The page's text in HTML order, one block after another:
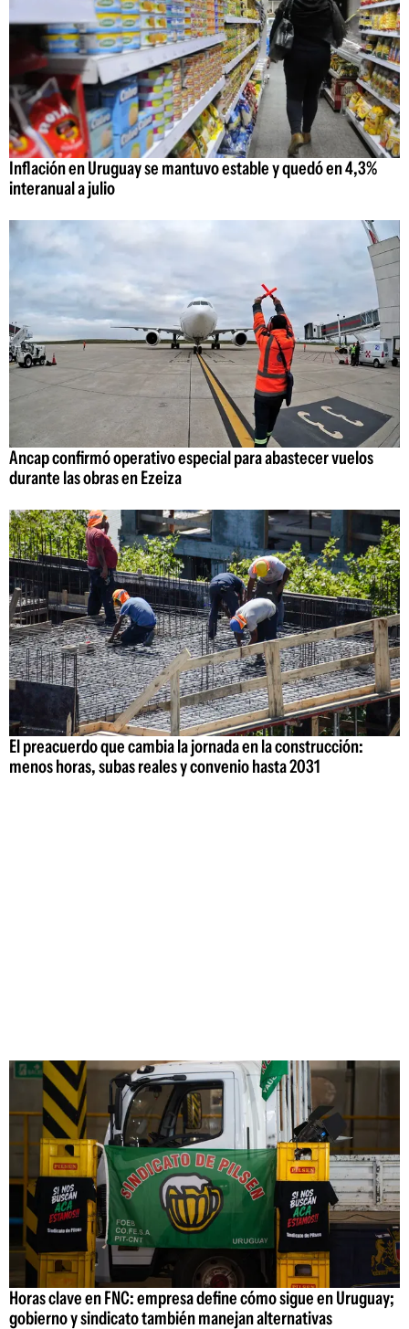
Inflación en Uruguay se mantuvo estable y quedó en 4,3%
interanual a julio
Ancap confirmó operativo especial para abastecer vuelos
durante las obras en Ezeiza
El preacuerdo que cambia la jornada en la construcción:
menos horas, subas reales y convenio hasta 2031
Horas clave en FNC: empresa define cómo sigue en Uruguay;
gobierno y sindicato también manejan alternativas